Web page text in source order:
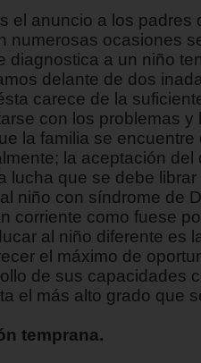
el anuncio a los padres
numerosas ocasiones
diagnostica a un niño
delante de dos
carece de la
con los problemas y
la familia se encuentre
la aceptación del
lucha que se debe
niño con síndrome de
corriente como fuese
al niño diferente es
el máximo de
de sus capacidades
el más alto grado que
temprana.